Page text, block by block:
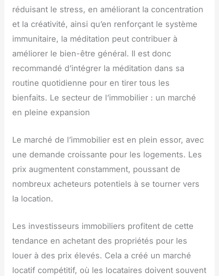
réduisant le stress, en améliorant la concentration
et la créativité, ainsi qu’en renforçant le système
immunitaire, la méditation peut contribuer à
améliorer le bien-être général. Il est donc
recommandé d’intégrer la méditation dans sa
routine quotidienne pour en tirer tous les
bienfaits. Le secteur de l’immobilier : un marché
en pleine expansion
Le marché de l’immobilier est en plein essor, avec
une demande croissante pour les logements. Les
prix augmentent constamment, poussant de
nombreux acheteurs potentiels à se tourner vers
la location.
Les investisseurs immobiliers profitent de cette
tendance en achetant des propriétés pour les
louer à des prix élevés. Cela a créé un marché
locatif compétitif, où les locataires doivent souvent